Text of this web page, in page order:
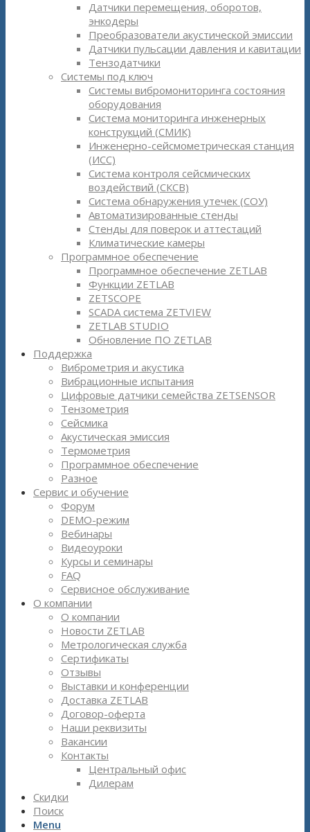
Датчики перемещения, оборотов,
энкодеры
Преобразователи акустической эмиссии
Датчики пульсации давления и кавитации
Тензодатчики
Системы под ключ
Системы вибромониторинга состояния
оборудования
Система мониторинга инженерных
конструкций (СМИК)
Инженерно-сейсмометрическая станция
(ИСС)
Система контроля сейсмических
воздействий (СКСВ)
Система обнаружения утечек (СОУ)
Автоматизированные стенды
Стенды для поверок и аттестаций
Климатические камеры
Программное обеспечение
Программное обеспечение ZETLAB
Функции ZETLAB
ZETSCOPE
SCADA система ZETVIEW
ZETLAB STUDIO
Обновление ПО ZETLAB
Поддержка
Виброметрия и акустика
Вибрационные испытания
Цифровые датчики семейства ZETSENSOR
Тензометрия
Сейсмика
Акустическая эмиссия
Термометрия
Программное обеспечение
Разное
Сервис и обучение
Форум
DEMO-режим
Вебинары
Видеоуроки
Курсы и семинары
FAQ
Сервисное обслуживание
О компании
О компании
Новости ZETLAB
Метрологическая служба
Сертификаты
Отзывы
Выставки и конференции
Доставка ZETLAB
Договор-оферта
Наши реквизиты
Вакансии
Контакты
Центральный офис
Дилерам
Скидки
Поиск
Menu